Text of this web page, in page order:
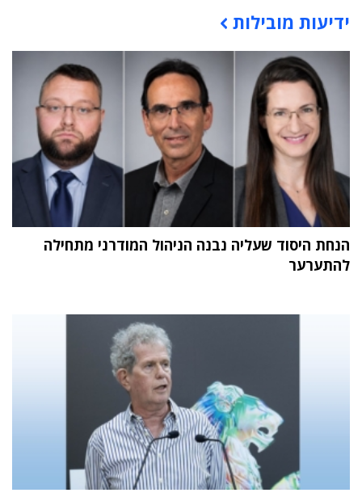
תוכן פרסומי
ידיעות מובילות
הנחת היסוד שעליה נבנה הניהול המודרני מתחילה
להתערער